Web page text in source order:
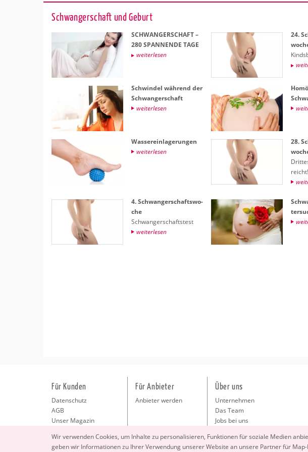
Schwan­ger­schaft und Ge­burt
SCHWAN­GER­SCHAFT –
280 SPAN­NEN­DE TAGE
wei­ter­le­sen
24.
Schwin­del wäh­rend der
Schwan­ger­schaft
wei­ter­le­sen
Was­ser­ein­la­ge­run­gen
wei­ter­le­sen
28.
reicht!
4. Schwan­ger­schafts­wo­
che
Schwan­ger­schafts­test
wei­ter­le­sen
Wir ver­wen­den Coo­kies, um In­hal­te zu per­so­na­li­sie­ren, Funk­tio­nen für so­zia­le Me­di­en
geben wir In­for­ma­tio­nen zu Ihrer Ver­wen­dung un­se­rer Web­site an un­se­re Part­ner für
Für Kunden
Datenschutz
AGB
Unser Magazin
Für Anbieter
Anbieter werden
Über uns
Unternehmen
Das Team
Jobs bei uns
Kontakt